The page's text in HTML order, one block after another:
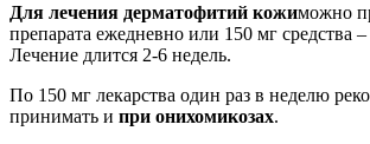
Для лечения дерматофитий кожиможно
препарата ежедневно или 150 мг средства
Лечение длится 2-6 недель.
По 150 мг лекарства один раз в неделю
принимать и при онихомикозах.